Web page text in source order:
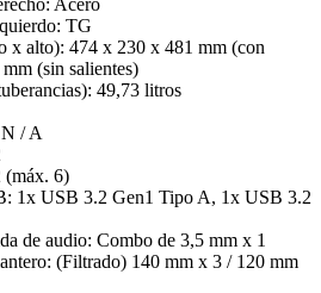
Acero
TG
x alto): 474 x 230 x 481 mm (con
(sin salientes)
49,73 litros
N / A
(máx. 6)
1x USB 3.2 Gen1 Tipo A, 1x USB 3.2
de audio: Combo de 3,5 mm x 1
(Filtrado) 140 mm x 3 / 120 mm